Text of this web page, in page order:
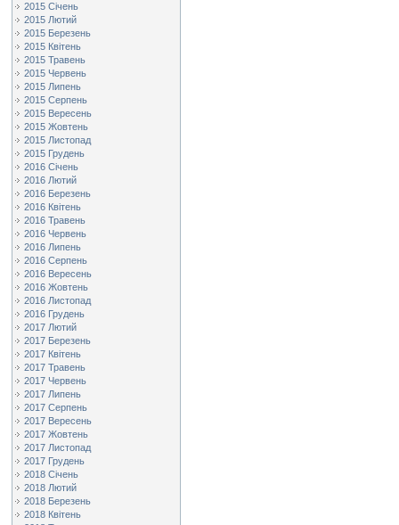
2015 Січень
2015 Лютий
2015 Березень
2015 Квітень
2015 Травень
2015 Червень
2015 Липень
2015 Серпень
2015 Вересень
2015 Жовтень
2015 Листопад
2015 Грудень
2016 Січень
2016 Лютий
2016 Березень
2016 Квітень
2016 Травень
2016 Червень
2016 Липень
2016 Серпень
2016 Вересень
2016 Жовтень
2016 Листопад
2016 Грудень
2017 Лютий
2017 Березень
2017 Квітень
2017 Травень
2017 Червень
2017 Липень
2017 Серпень
2017 Вересень
2017 Жовтень
2017 Листопад
2017 Грудень
2018 Січень
2018 Лютий
2018 Березень
2018 Квітень